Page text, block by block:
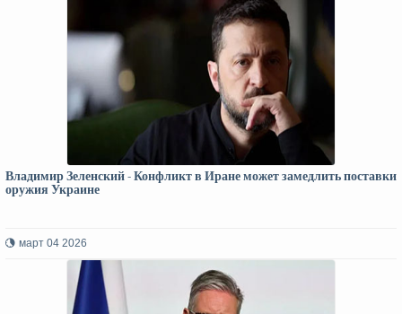
Владимир Зеленский - Конфликт в Иране может замедлить поставки
оружия Украине
март 04 2026